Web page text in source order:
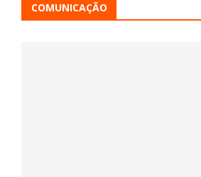
COMUNICAÇÃO